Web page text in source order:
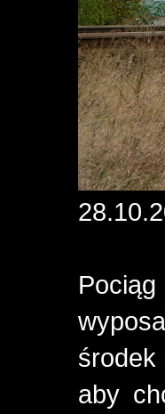
środek
aby